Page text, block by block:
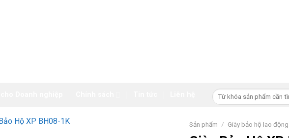
Tìm
kiếm:
Sản phẩm / Giày bảo hộ lao động